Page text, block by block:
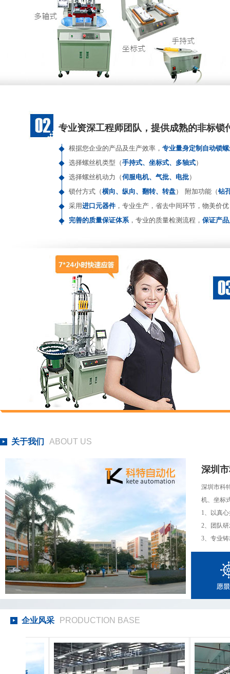
专业资深工程师团队，提供成熟的非标锁
根据您企业的产品及生产效率， 专业量身定制自动锁
选择螺丝机类型（手持式、坐标式、多轴式）
选择螺丝机动力（伺服电机、气批、电批）
锁付方式（横向、纵向、翻转、转盘） 附加功能（钻
采用进口元器件 ，专业生产，省去中间环节，物美价优
完善的质量保证体系，专业的质量检测流程， 保证产
关于我们 ABOUT US
深圳
深圳市科
机、坐标
1、以真
2、团队
3、专业
企业风采 PRODUCTION BASE